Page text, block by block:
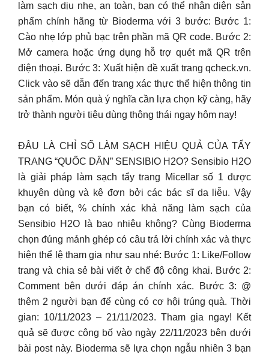
làm sạch dịu nhẹ, an toàn, bạn có thể nhận diện sản
phẩm chính hãng từ Bioderma với 3 bước: Bước 1:
Cào nhẹ lớp phủ bạc trên phần mã QR code. Bước 2:
Mở camera hoặc ứng dụng hỗ trợ quét mã QR trên
điện thoại. Bước 3: Xuất hiện đề xuất trang qcheck.vn.
Click vào sẽ dẫn đến trang xác thực thể hiện thông tin
sản phẩm. Món quà ý nghĩa cần lựa chọn kỹ càng, hãy
trở thành người tiêu dùng thông thái ngay hôm nay!
ĐÂU LÀ CHỈ SỐ LÀM SẠCH HIỆU QUẢ CỦA TẨY
TRANG “QUỐC DÂN” SENSIBIO H2O? Sensibio H2O
là giải pháp làm sạch tẩy trang Micellar số 1 được
khuyên dùng và kê đơn bởi các bác sĩ da liễu. Vậy
bạn có biết, % chính xác khả năng làm sạch của
Sensibio H2O là bao nhiêu không? Cùng Bioderma
chọn đúng mảnh ghép có câu trả lời chính xác và thực
hiện thể lệ tham gia như sau nhé: Bước 1: Like/Follow
trang và chia sẻ bài viết ở chế độ công khai. Bước 2:
Comment bên dưới đáp án chính xác. Bước 3: @
thêm 2 người bạn để cùng có cơ hội trúng quà. Thời
gian: 10/11/2023 – 21/11/2023. Tham gia ngay! Kết
quả sẽ được công bố vào ngày 22/11/2023 bên dưới
bài post này. Bioderma sẽ lựa chọn ngẫu nhiên 3 bạn